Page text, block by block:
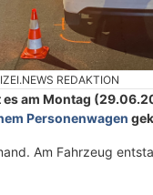
REDAKTION
es am Montag
Personenwagen
Am Fahrzeug